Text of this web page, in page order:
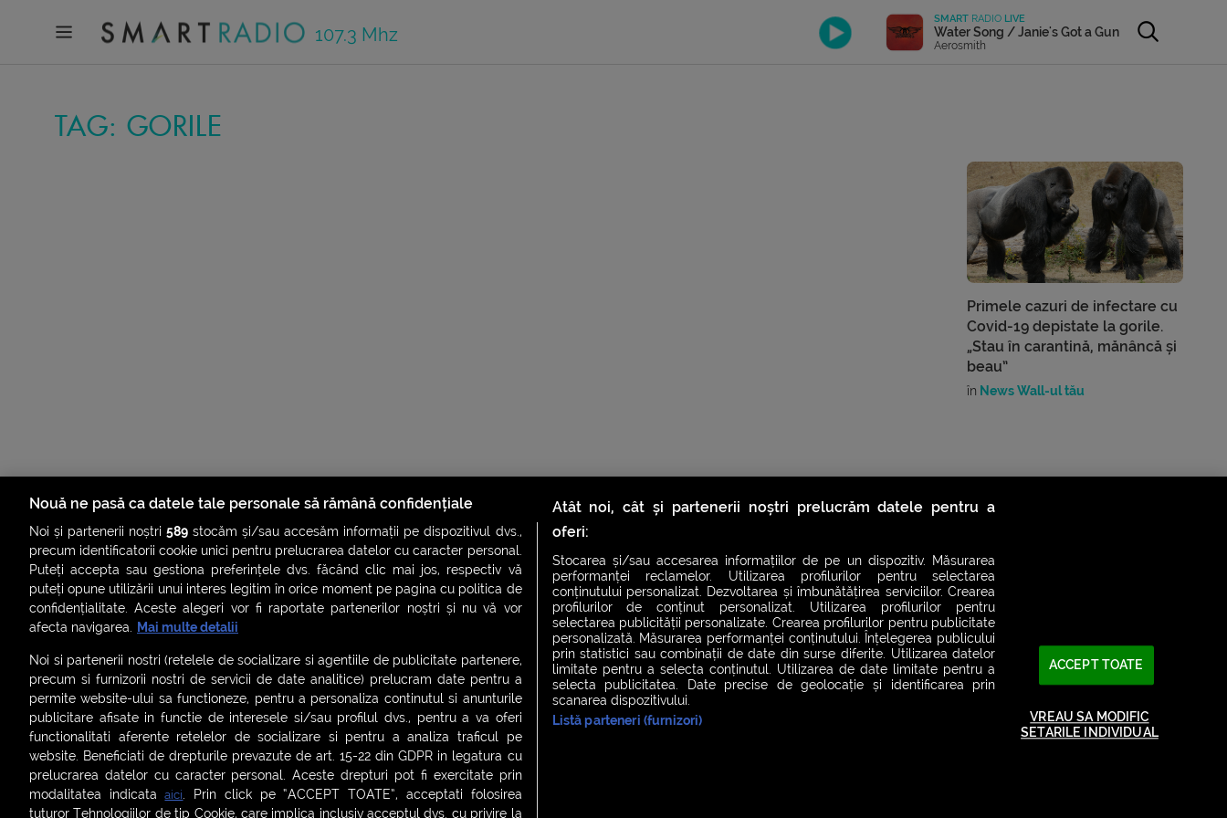
107.3 Mhz
SMART RADIO LIVE
Water Song / Janie's Got a Gun
Aerosmith
TAG: GORILE
Primele cazuri de infectare cu
Covid-19 depistate la gorile.
„Stau în carantină, mănâncă și
beau”
în News Wall-ul tău
ȘTIRI SMART SHORTS LIVE FEVER BRUNCH FEVER NIGHT FEVER
LIVE FEVER CONCERT
Termeni și condiții | Politica de confidențialitate | Politica de cookies | Contact
2026© SMART RADIO. Toate drepturile rezervate
Contact:
office@smartradio.ro
Nouă ne pasă ca datele tale personale să rămână confidențiale
Noi și partenerii noștri589 stocăm și/sau accesăm informații pe dispozitivul dvs.,
precum identificatorii cookie unici pentru prelucrarea datelor cu caracter personal.
Puteți accepta sau gestiona preferințele dvs. făcând clic mai jos, respectiv vă
puteți opune utilizării unui interes legitim în orice moment pe pagina cu politica de
confidențialitate. Aceste alegeri vor fi raportate partenerilor noștri și nu vă vor
afecta navigarea. Mai multe detalii
Noi si partenerii nostri (retelele de socializare si agentiile de publicitate partenere,
precum si furnizorii nostri de servicii de date analitice) prelucram date pentru a
permite website-ului sa functioneze, pentru a personaliza continutul si anunturile
publicitare afisate in functie de interesele si/sau profilul dvs., pentru a va oferi
functionalitati aferente retelelor de socializare si pentru a analiza traficul pe
website. Beneficiati de drepturile prevazute de art. 15-22 din GDPR in legatura cu
prelucrarea datelor cu caracter personal. Aceste drepturi pot fi exercitate prin
modalitatea indicataaici. Prin click pe “ACCEPT TOATE”, acceptati folosirea
tuturor Tehnologiilor de tip Cookie, care implica inclusiv acceptul dvs. cu privire la
Atât noi, cât și partenerii noștri prelucrăm datele pentru a
oferi:
Stocarea și/sau accesarea informațiilor de pe un dispozitiv. Măsurarea
performanței reclamelor. Utilizarea profilurilor pentru selectarea
conținutului personalizat. Dezvoltarea și îmbunătățirea serviciilor. Crearea
profilurilor de conținut personalizat. Utilizarea profilurilor pentru
selectarea publicității personalizate. Crearea profilurilor pentru publicitate
personalizată. Măsurarea performanței conținutului. Înțelegerea publicului
prin statistici sau combinații de date din surse diferite. Utilizarea datelor
limitate pentru a selecta conținutul. Utilizarea de date limitate pentru a
selecta publicitatea. Date precise de geolocație și identificarea prin
scanarea dispozitivului.
Listă parteneri (furnizori)
ACCEPT TOATE
VREAU SA MODIFIC
SETARILE INDIVIDUAL